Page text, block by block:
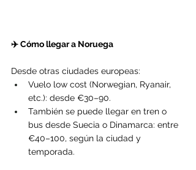
✈️ Cómo llegar a Noruega
Desde otras ciudades europeas:
Vuelo low cost (Norwegian, Ryanair,
etc.): desde €30–90.
También se puede llegar en tren o
bus desde Suecia o Dinamarca: entre
€40–100, según la ciudad y
temporada.